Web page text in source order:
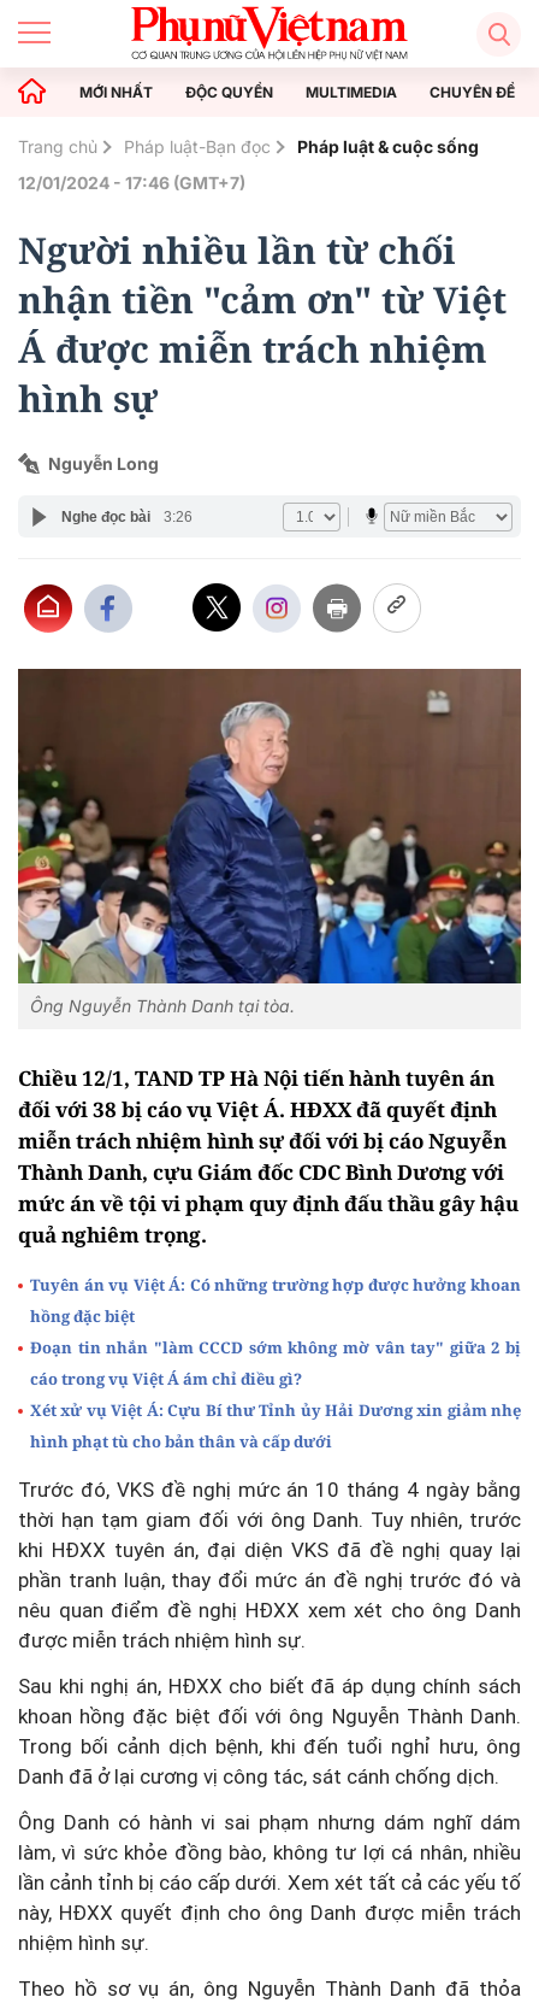
MỚI NHẤT ĐỘC QUYỀN MULTIMEDIA CHUYÊN ĐỀ
Trang chủ Pháp luật-Bạn đọc
Pháp luật & cuộc sống
12/01/2024 - 17:46 (GMT+7)
Người nhiều lần từ chối
nhận tiền "cảm ơn" từ Việt
Á được miễn trách nhiệm
hình sự
Nguyễn Long
Nghe đọc bài 3:26
Ông Nguyễn Thành Danh tại tòa.
Chiều 12/1, TAND TP Hà Nội tiến hành tuyên án
đối với 38 bị cáo vụ Việt Á. HĐXX đã quyết định
miễn trách nhiệm hình sự đối với bị cáo Nguyễn
Thành Danh, cựu Giám đốc CDC Bình Dương với
mức án về tội vi phạm quy định đấu thầu gây hậu
quả nghiêm trọng.
Tuyên án vụ Việt Á: Có những trường hợp được hưởng khoan
hồng đặc biệt
Đoạn tin nhắn "làm CCCD sớm không mờ vân tay" giữa 2 bị
cáo trong vụ Việt Á ám chỉ điều gì?
Xét xử vụ Việt Á: Cựu Bí thư Tỉnh ủy Hải Dương xin giảm nhẹ
hình phạt tù cho bản thân và cấp dưới
Trước đó, VKS đề nghị mức án 10 tháng 4 ngày bằng
thời hạn tạm giam đối với ông Danh. Tuy nhiên, trước
khi HĐXX tuyên án, đại diện VKS đã đề nghị quay lại
phần tranh luận, thay đổi mức án đề nghị trước đó và
nêu quan điểm đề nghị HĐXX xem xét cho ông Danh
được miễn trách nhiệm hình sự.
Sau khi nghị án, HĐXX cho biết đã áp dụng chính sách
khoan hồng đặc biệt đối với ông Nguyễn Thành Danh.
Trong bối cảnh dịch bệnh, khi đến tuổi nghỉ hưu, ông
Danh đã ở lại cương vị công tác, sát cánh chống dịch.
Ông Danh có hành vi sai phạm nhưng dám nghĩ dám
làm, vì sức khỏe đồng bào, không tư lợi cá nhân, nhiều
lần cảnh tỉnh bị cáo cấp dưới. Xem xét tất cả các yếu tố
này, HĐXX quyết định cho ông Danh được miễn trách
nhiệm hình sự.
Theo hồ sơ vụ án, ông Nguyễn Thành Danh đã thỏa